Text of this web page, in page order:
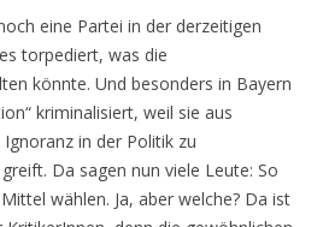
eine Partei in der derzeitigen
torpediert, was die
könnte. Und besonders in Bayern
kriminalisiert, weil sie aus
in der Politik zu
Da sagen nun viele Leute: So
wählen. Ja, aber welche? Da ist